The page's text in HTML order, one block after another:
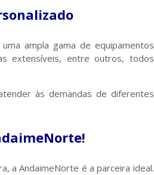
ampla gama de equipamentos
extensíveis, entre outros, todos
às demandas de diferentes
a AndaimeNorte é a parceira ideal.